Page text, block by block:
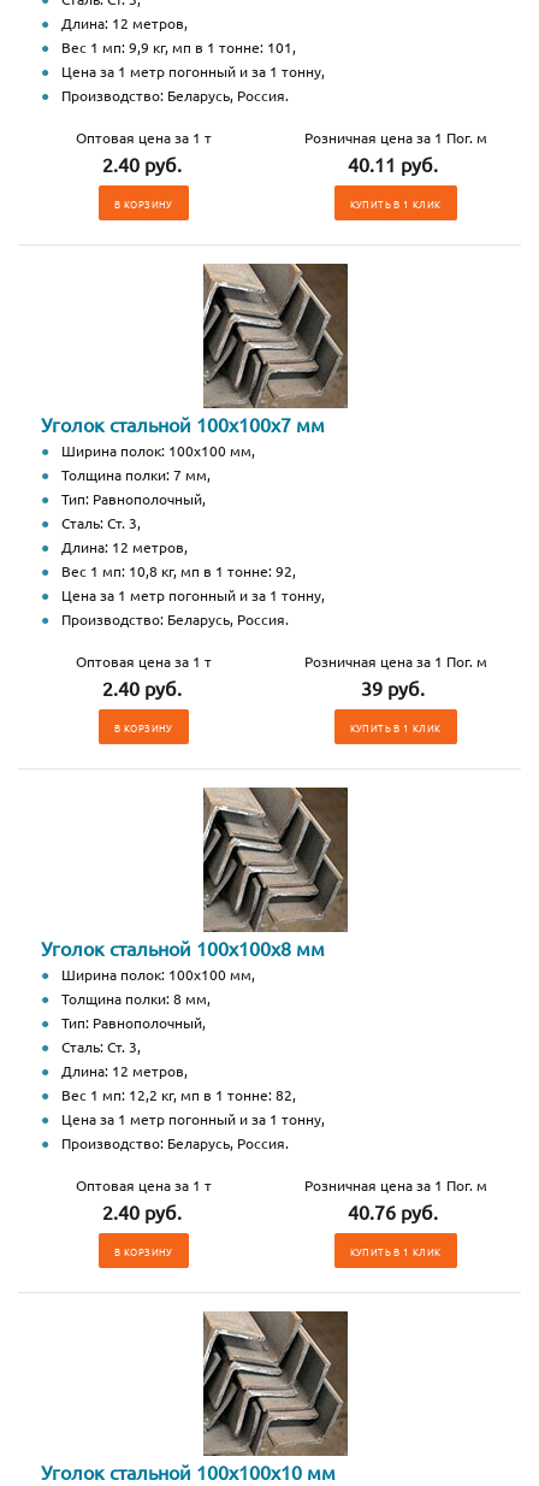
Длина: 12 метров,
Вес 1 мп: 9,9 кг, мп в 1 тонне: 101,
Цена за 1 метр погонный и за 1 тонну,
Производство: Беларусь, Россия.
Оптовая цена за 1 т
2.40 руб.
В КОРЗИНУ
Розничная цена за 1 Пог. м
40.11 руб.
КУПИТЬ В 1 КЛИК
Уголок стальной 100х100х7 мм
Ширина полок: 100х100 мм,
Толщина полки: 7 мм,
Тип: Равнополочный,
Сталь: Ст. 3,
Длина: 12 метров,
Вес 1 мп: 10,8 кг, мп в 1 тонне: 92,
Цена за 1 метр погонный и за 1 тонну,
Производство: Беларусь, Россия.
Оптовая цена за 1 т
2.40 руб.
В КОРЗИНУ
Розничная цена за 1 Пог. м
39 руб.
КУПИТЬ В 1 КЛИК
Уголок стальной 100х100х8 мм
Ширина полок: 100х100 мм,
Толщина полки: 8 мм,
Тип: Равнополочный,
Сталь: Ст. 3,
Длина: 12 метров,
Вес 1 мп: 12,2 кг, мп в 1 тонне: 82,
Цена за 1 метр погонный и за 1 тонну,
Производство: Беларусь, Россия.
Оптовая цена за 1 т
2.40 руб.
В КОРЗИНУ
Розничная цена за 1 Пог. м
40.76 руб.
КУПИТЬ В 1 КЛИК
Уголок стальной 100х100х10 мм